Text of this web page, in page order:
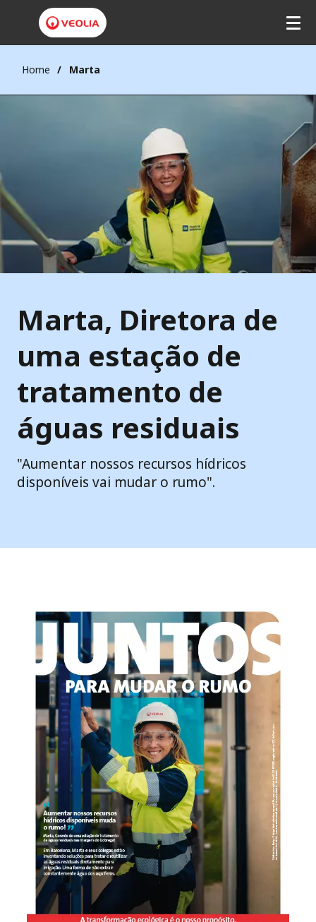
Home Marta
Marta, Diretora de
uma estação de
tratamento de
águas residuais
"Aumentar nossos recursos hídricos
disponíveis vai mudar o rumo".